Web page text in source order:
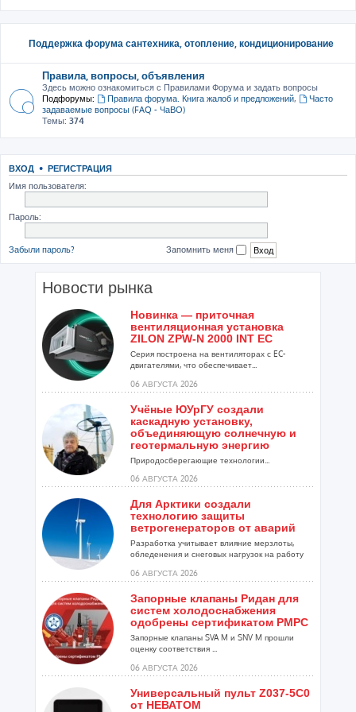
Поддержка форума сантехника, отопление, кондиционирование
Правила, вопросы, объявления
Здесь можно ознакомиться с Правилами Форума и задать вопросы
Подфорумы:
Правила форума. Книга жалоб и предложений,
Часто
задаваемые вопросы (FAQ - ЧаВО)
Темы: 374
ВХОД • РЕГИСТРАЦИЯ
Имя пользователя:
Пароль:
Забыли пароль? Запомнить меня
Новости рынка
Новинка — приточная
вентиляционная установка
ZILON ZPW-N 2000 INT EC
Серия построена на вентиляторах с EC-
двигателями, что обеспечивает...
06 АВГУСТА 2026
Учёные ЮУрГУ создали
каскадную установку,
объединяющую солнечную и
геотермальную энергию
Природосберегающие технологии...
06 АВГУСТА 2026
Для Арктики создали
технологию защиты
ветрогенераторов от аварий
Разработка учитывает влияние мерзлоты,
обледенения и снеговых нагрузок на работу
06 АВГУСТА 2026
Запорные клапаны Ридан для
систем холодоснабжения
одобрены сертификатом РМРС
Запорные клапаны SVA M и SNV M прошли
оценку соответствия ...
06 АВГУСТА 2026
Универсальный пульт Z037-5C0
от НЕВАТОМ